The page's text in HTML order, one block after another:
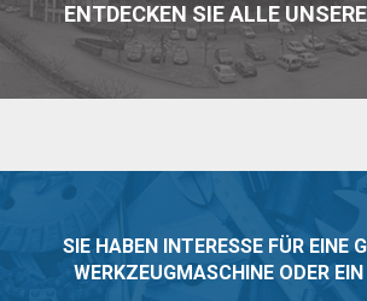
ENTDECKEN SIE ALLE
SIE HABEN INTERESSE FÜR EINE
WERKZEUGMASCHINE ODER